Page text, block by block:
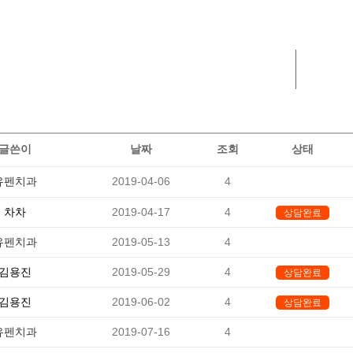
쓴이 날짜 조회 상태
펜치과 2019-04-06 4
차차 2019-04-17 4 상담완료
펜치과 2019-05-13 4
용진 2019-05-29 4 상담완료
용진 2019-06-02 4 상담완료
펜치과 2019-07-16 4